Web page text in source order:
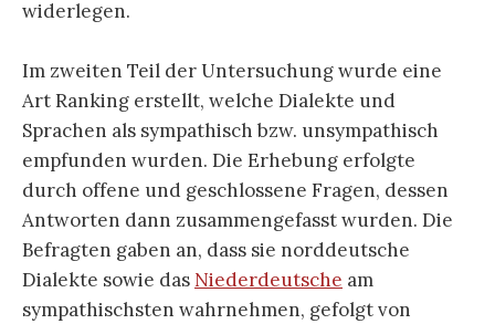
widerlegen.
Im zweiten Teil der Untersuchung wurde eine
Art Ranking erstellt, welche Dialekte und
Sprachen als sympathisch bzw. unsympathisch
empfunden wurden. Die Erhebung erfolgte
durch offene und geschlossene Fragen, dessen
Antworten dann zusammengefasst wurden. Die
Befragten gaben an, dass sie norddeutsche
Dialekte sowie das Niederdeutsche am
sympathischsten wahrnehmen, gefolgt von